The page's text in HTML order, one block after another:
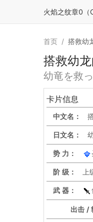
火焰之纹章0（
首页 / 搭救幼
搭救幼
幼竜を救
卡片信息
中文名：
日文名：
势 力：
阶 级： 上
武 器：
出击 /